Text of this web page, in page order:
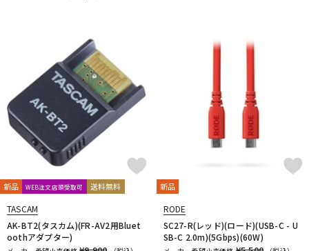
新品 WEB注文店頭受取可 送料無料
TASCAM
AK-BT2(タスカム)(FR-AV2用Bluet
oothアダプター)
新品
RODE
SC27-R(レッド)(ロード)(USB-C - U
SB-C 2.0m)(5Gbps)(60W)